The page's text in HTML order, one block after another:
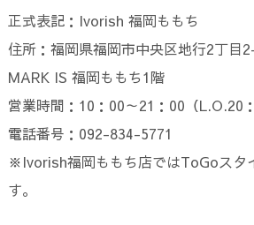
正式表記：Ivorish 福岡ももち
住所：福岡県福岡市中央区地行2丁目
MARK IS 福岡ももち1階
営業時間：10：00～21：00（L.O.20：
電話番号：092-834-5771
※Ivorish福岡ももち店ではToGoスタ
す。